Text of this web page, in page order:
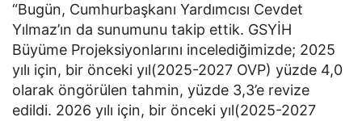
“Bugün, Cumhurbaşkanı Yardımcısı Cevdet
Yılmaz’ın da sunumunu takip ettik. GSYİH
Büyüme Projeksiyonlarını incelediğimizde; 2025
yılı için, bir önceki yıl(2025-2027 OVP) yüzde 4,0
olarak öngörülen tahmin, yüzde 3,3’e revize
edildi. 2026 yılı için, bir önceki yıl(2025-2027